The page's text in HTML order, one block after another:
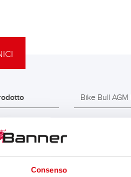
Consenso
Bike Bull
(V) 12